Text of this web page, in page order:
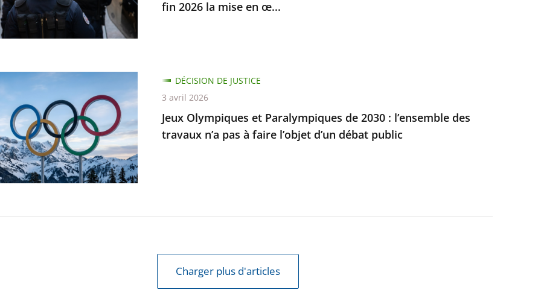
fin 2026 la mise en œ...
Jeux Olympiques et Paralympiques de 2030 : l’ensemble des
travaux n’a pas à faire l’objet d’un débat public
DÉCISION DE JUSTICE
3 avril 2026
Charger plus d'articles